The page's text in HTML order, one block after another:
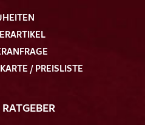
/ PREISLISTE